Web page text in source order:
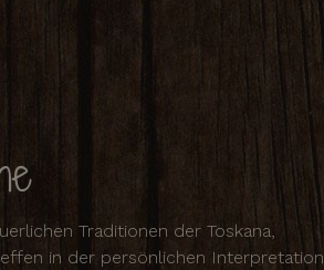
Traditionen der Toskana,
in der persönlichen Interpretation